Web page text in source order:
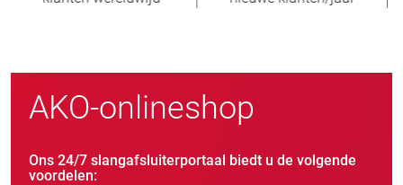
AKO-onlineshop
Ons 24/7 slangafsluiterportaal biedt u de volgende
voordelen: